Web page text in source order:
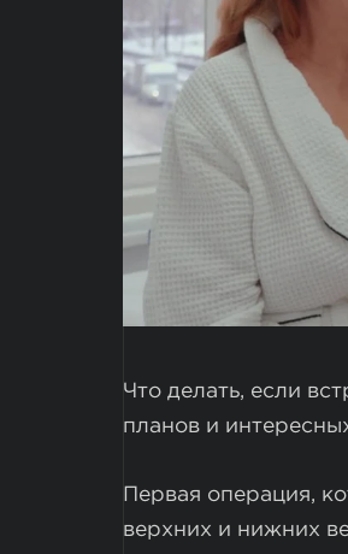
Что делать, если
планов и
Первая операция,
верхних и нижних